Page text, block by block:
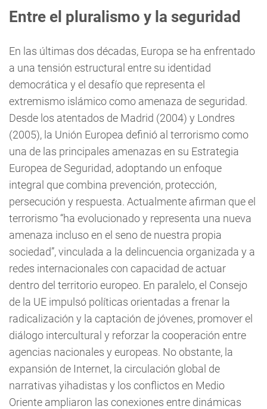
Entre el pluralismo y la seguridad
En las últimas dos décadas, Europa se ha enfrentado
a una tensión estructural entre su identidad
democrática y el desafío que representa el
extremismo islámico como amenaza de seguridad.
Desde los atentados de Madrid (2004) y Londres
(2005), la Unión Europea definió al terrorismo como
una de las principales amenazas en su Estrategia
Europea de Seguridad, adoptando un enfoque
integral que combina prevención, protección,
persecución y respuesta. Actualmente afirman que el
terrorismo “ha evolucionado y representa una nueva
amenaza incluso en el seno de nuestra propia
sociedad”, vinculada a la delincuencia organizada y a
redes internacionales con capacidad de actuar
dentro del territorio europeo. En paralelo, el Consejo
de la UE impulsó políticas orientadas a frenar la
radicalización y la captación de jóvenes, promover el
diálogo intercultural y reforzar la cooperación entre
agencias nacionales y europeas. No obstante, la
expansión de Internet, la circulación global de
narrativas yihadistas y los conflictos en Medio
Oriente ampliaron las conexiones entre dinámicas